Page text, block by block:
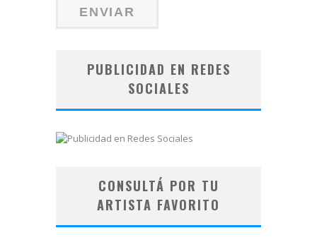
PUBLICIDAD EN REDES
SOCIALES
CONSULTÁ POR TU
ARTISTA FAVORITO